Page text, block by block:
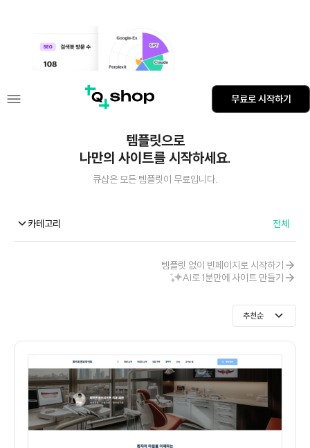
무료로 시작하기
템플릿으로
나만의 사이트를 시작하세요.
큐샵은 모든 템플릿이 무료입니다.
카테고리 전체
템플릿 없이 빈페이지로 시작하기
AI로 1분만에 사이트 만들기
추천순